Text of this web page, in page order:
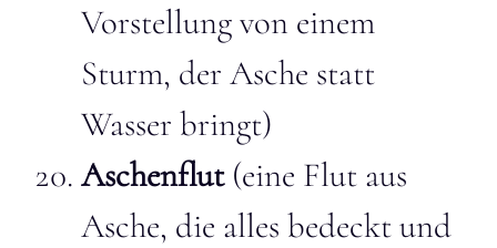
Vorstellung von einem
Sturm, der Asche statt
Wasser bringt)
Aschenflut(eine Flut aus
Asche, die alles bedeckt und